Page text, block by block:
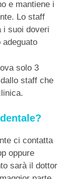
e mantiene i
Lo staff
i suoi doveri
solo 3
staff che
ci contatta
oppure
sarà il dottor